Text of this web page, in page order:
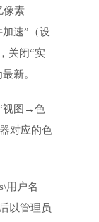
像素
速”（设
关闭“实
新。
视图→色
对应的色
用户名
以管理员